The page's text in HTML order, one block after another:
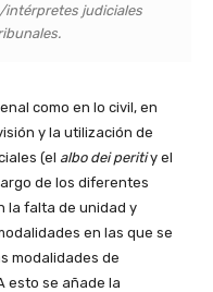
intérpretes judiciales
como en lo civil, en
y la utilización de
(el albo dei peritiy el
de los diferentes
la falta de unidad y
en las que se
modalidades de
A esto se añade la